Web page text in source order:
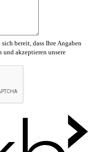
bereit, dass Ihre Angaben
und akzeptieren unsere